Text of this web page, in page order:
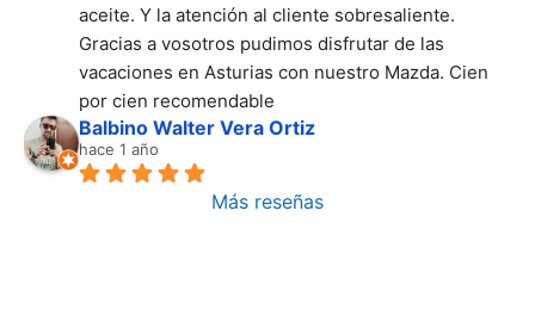
aceite. Y la atención al cliente sobresaliente.
Gracias a vosotros pudimos disfrutar de las
vacaciones en Asturias con nuestro Mazda. Cien
por cien recomendable
Balbino Walter Vera Ortiz
hace 1 año
Más reseñas